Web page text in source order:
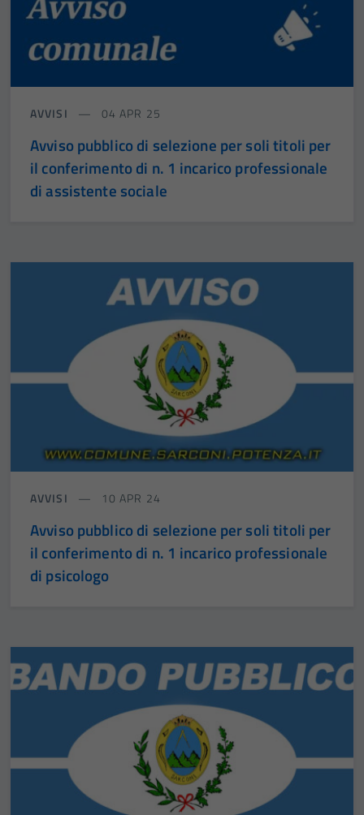
AVVISI 04 APR 25
Avviso pubblico di selezione per soli titoli per
il conferimento di n. 1 incarico professionale
di assistente sociale
AVVISI 10 APR 24
Avviso pubblico di selezione per soli titoli per
il conferimento di n. 1 incarico professionale
di psicologo